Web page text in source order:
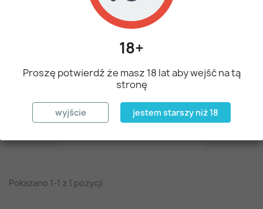
Miód Kremowany Z...
Pokazano 1-1 z 1 pozycji
18+
Proszę potwierdź że masz 18 lat aby wejść na tą
stronę
wyjście jestem starszy niż 18